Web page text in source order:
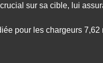
sur sa cible, lui
pour les chargeurs